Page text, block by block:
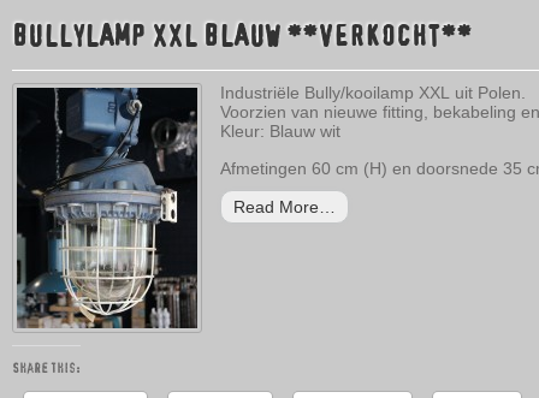
BULLYLAMP XXL BLAUW **VERKOCHT**
Industriële Bully/kooilamp XXL uit Polen.
Voorzien van nieuwe fitting, bekabeling
Kleur: Blauw wit
Afmetingen 60 cm (H) en doorsnede 35
Read More…
Share this: